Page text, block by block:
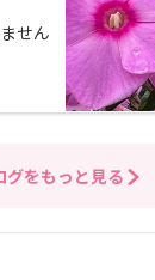
せん
グをもっと見る